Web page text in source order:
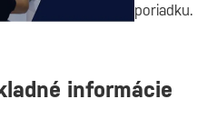
poriadku.
informácie